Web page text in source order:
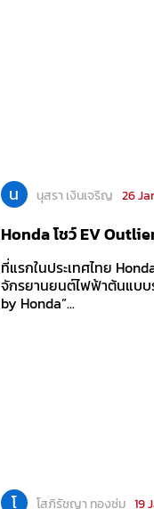
น นุสรา เงินเจริญ 26
Honda โชว์ EV
ที่แรกในประเทศไทย
จักรยานยนต์ไฟฟ้าต้นแบบ
by Honda”...
โ โสภิรัชญา ทองชุ่ม 19